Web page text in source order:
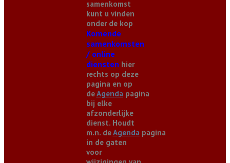
samenkomst
kunt u vinden
onder de kop
Komende
samenkomsten
/ online
diensten hier
rechts op deze
pagina en op
deAgendapagina
bij elke
afzonderlijke
dienst. Houdt
m.n. deAgendapagina
in de gaten
voor